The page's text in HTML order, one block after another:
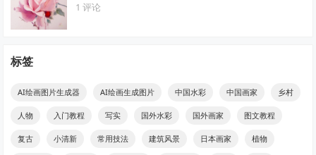
1 评论
标签
AI绘画图片生成器 AI绘画生成图片 中国水彩 中国画家 乡村
人物 入门教程 写实 国外水彩 国外画家 图文教程
复古 小清新 常用技法 建筑风景 日本画家 植物